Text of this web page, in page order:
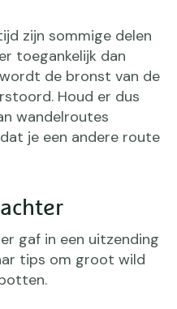
zijn sommige delen
toegankelijk dan
de bronst van de
Houd er dus
wandelroutes
je een andere route
gaf in een uitzending
tips om groot wild